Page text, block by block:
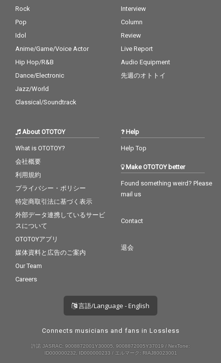
Rock
Pop
Idol
Anime/Game/Voice Actor
Hip Hop/R&B
Dance/Electronic
Jazz/World
Classical/Soundtrack
Interview
Column
Review
Live Report
Audio Equipment
先週のオトトイ
About OTOTOY
What is OTOTOY?
会社概要
利用規約
プライバシー・ポリシー
特定商取引法に基づく表示
外部データ連携しているサービ
スについて
OTOTOYアプリ
媒体資料と広告のご案内
Our Team
Careers
Help
Help Top
Make OTOTOY better
Found something weird? Please
mail us
Contact
退会
言語/Language - English
Connects musicians and fans in Lossless
許諾 JASRAC: 9008872001Y30005, 9008872005Y37019 / NexTone:
ID000000232, ID000000233 / エルマーク: RIAJ80023001